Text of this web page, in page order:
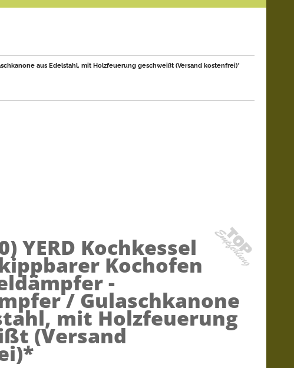
aus Edelstahl, mit Holzfeuerung geschweißt (Versand kostenfrei)*
YERD Kochkessel
Kochofen
-
/ Gulaschkanone
mit Holzfeuerung
(Versand